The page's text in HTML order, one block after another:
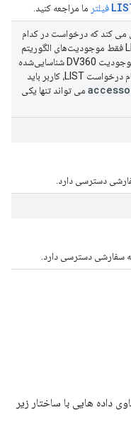
فیلتر ما مراجعه کنید.
می کند که درخواست در کدام
نهاد DV360 در حال انجام است. درخواست LIST فقط موجودیت‌های الگوریتم
پیشنهاد قیمت سفارشی را برمی‌گرداند که برای موجودیت DV360 شناسایی‌شده
قابل دسترسی هستند. برای انجام درخواست LIST، کاربر باید
می تواند تنها یکی
داده هایی با ساختار زیر